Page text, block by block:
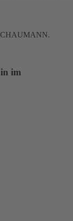
im